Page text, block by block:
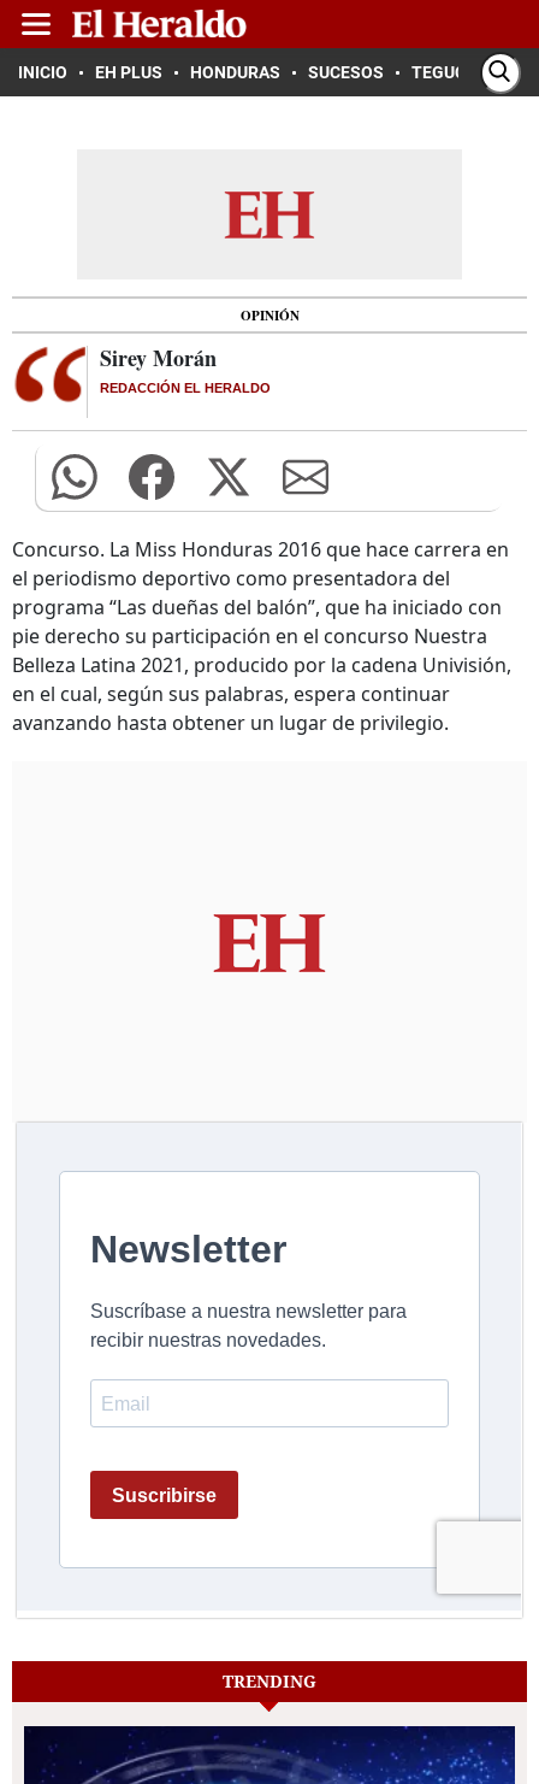
INICIO EH PLUS HONDURAS SUCESOS TEGUCIGALPA
OPINIÓN
Sirey Morán
REDACCIÓN EL HERALDO
Concurso. La Miss Honduras 2016 que hace carrera en
el periodismo deportivo como presentadora del
programa “Las dueñas del balón”, que ha iniciado con
pie derecho su participación en el concurso Nuestra
Belleza Latina 2021, producido por la cadena Univisión,
en el cual, según sus palabras, espera continuar
avanzando hasta obtener un lugar de privilegio.
TRENDING